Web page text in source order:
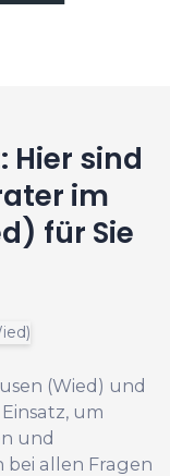
Hier sind
im
für Sie
(Wied) und
um
und
bei allen Fragen